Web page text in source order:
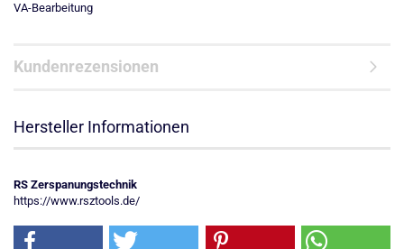
VA-Bearbeitung
Kundenrezensionen
Hersteller Informationen
RS Zerspanungstechnik
https://www.rsztools.de/